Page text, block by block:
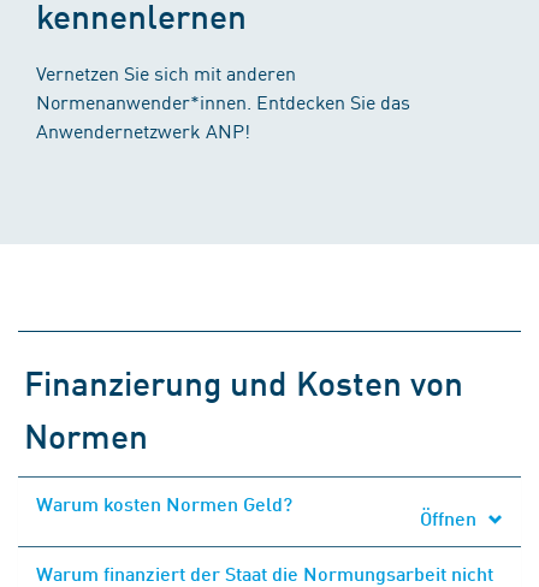
kennenlernen
Vernetzen Sie sich mit anderen
Normenanwender*innen. Entdecken Sie das
Anwendernetzwerk ANP!
Finanzierung und Kosten von
Normen
Warum kosten Normen Geld?
Öffnen
Warum finanziert der Staat die Normungsarbeit nicht